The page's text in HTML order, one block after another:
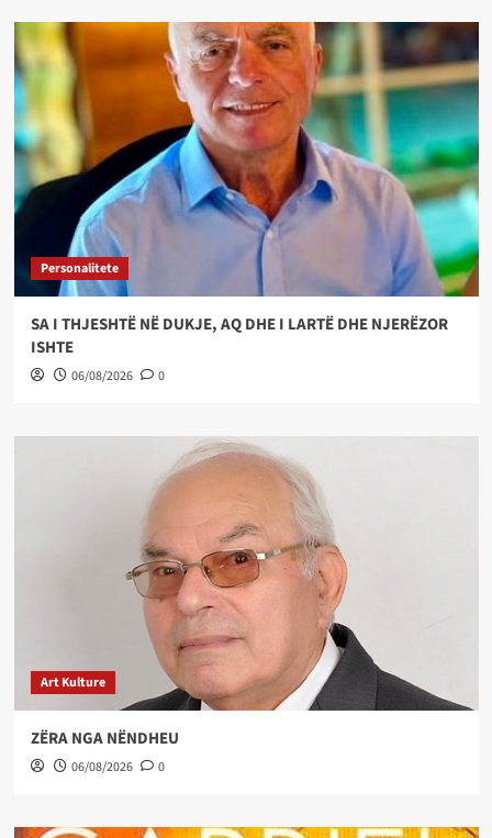
Personalitete
SA I THJESHTË NË DUKJE, AQ DHE I LARTË DHE NJERËZOR
ISHTE
06/08/2026 0
Art Kulture
ZËRA NGA NËNDHEU
06/08/2026 0